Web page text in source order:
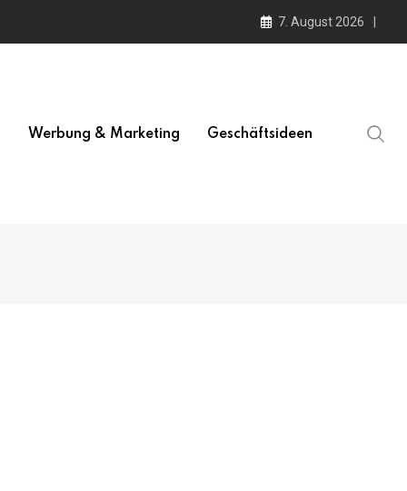
7. August 2026
Werbung & Marketing Geschäftsideen